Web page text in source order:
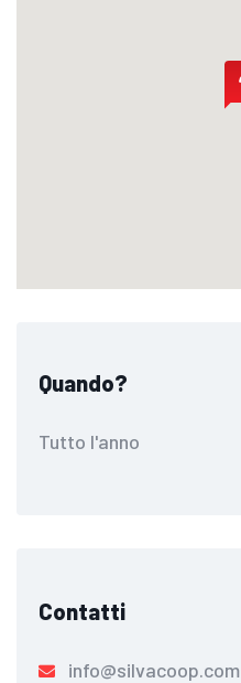
Quando?
Tutto l'anno
Contatti
info@silvacoop.com